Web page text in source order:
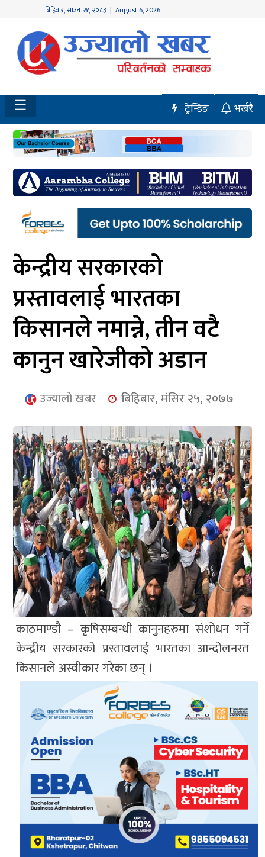
बिहिबार,साउन २१, २०८३ | August 6, 2026
होमपेज
नवलपुर
विशेष
मध्य
नेपाल
चितवन
सेरोफेरो
समाचार
आर्थिक
मनोरञ्जन
खेलकुद
अन्तर्राष्ट्रिय/
युनिकोड
☰ भर्खरै
ट्रेन्डिङ
केन्द्रीय सरकारको
प्रस्तावलाई भारतका
किसानले नमान्ने, तीन वटै
कानुन खारेजीको अडान
उज्यालो खबर बिहिबार, मंसिर २५, २०७७
काठमाण्डौ – कृषिसम्बन्धी कानुनहरुमा संशोधन गर्ने
केन्द्रीय सरकारको प्रस्तावलाई भारतका आन्दोलनरत
किसानले अस्वीकार गरेका छन् ।